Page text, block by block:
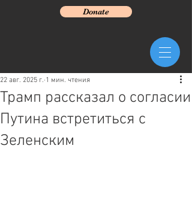
Donate
Трамп рассказал о согласии
Путина встретиться с
Зеленским
22 авг. 2025 г. 1 мин. чтения